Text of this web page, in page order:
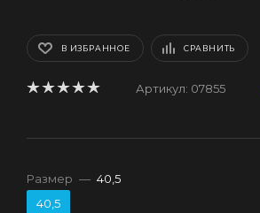
В ИЗБРАННОЕ СРАВНИТЬ
Артикул: 07855
Размер — 40,5
40,5